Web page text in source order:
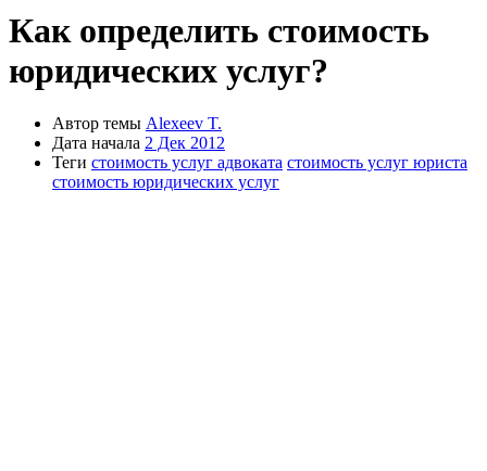
Как определить стоимость
юридических услуг?
Автор темы Alexeev T.
Дата начала 2 Дек 2012
Теги стоимость услуг адвоката стоимость услуг юриста
стоимость юридических услуг